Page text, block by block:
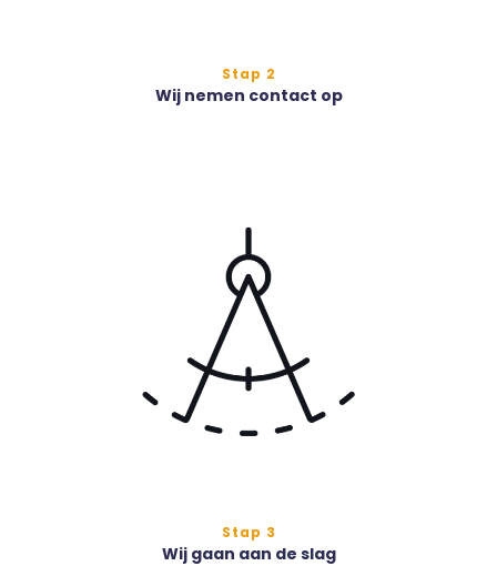
Stap 2
Wij nemen contact op
Stap 3
Wij gaan aan de slag